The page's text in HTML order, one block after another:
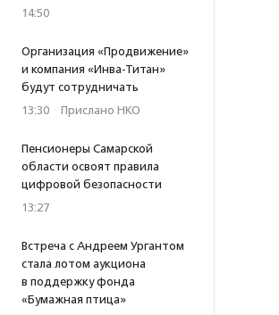
14:50
Организация «Продвижение»
и компания «Инва-Титан»
будут сотрудничать
13:30 · Прислано НКО
Пенсионеры Самарской
области освоят правила
цифровой безопасности
13:27
Встреча с Андреем Ургантом
стала лотом аукциона
в поддержку фонда
«Бумажная птица»